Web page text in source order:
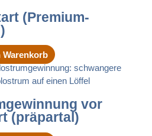
(Premium-
Warenkorb
vor
(präpartal)